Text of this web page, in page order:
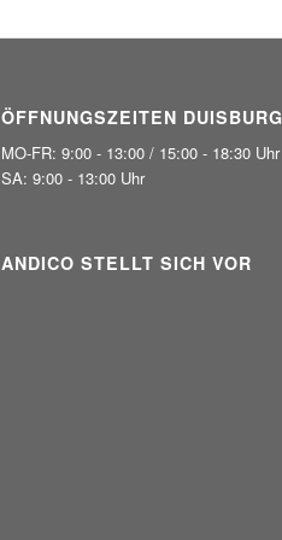
ÖFFNUNGSZEITEN DUISBURG
MO-FR: 9:00 - 13:00 / 15:00 - 18:30 Uhr
SA: 9:00 - 13:00 Uhr
ANDICO STELLT SICH VOR